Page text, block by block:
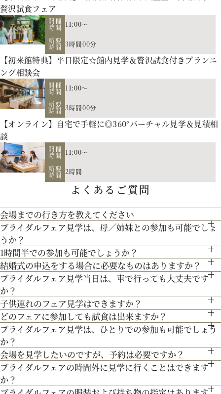
会場の説明、ご案内はもちろん、お二人の理想や希望、予算
をプロに相談しませんか。空き日程のご案内もさせていただき
ます。
【北海道フレンチ】北海道の契約生産者さん直送の食材を使
用。アーティストのライブやイベントでもケータリング実績を
持つ貴田岡シェフの試食をお楽しみください！
お二人のご招待人数や演出のご希望に合せた披露宴会場をご見
学！
リニューアルした宮の森フランセスをご紹介。
歴史を受け継ぐ本物の教会】200年の歴史を持つ礼拝堂を南フ
ランスから移築。祭壇やパイプオルガン、ステンドグラスなど
も当時のまま。挙式当日の雰囲気をぜひ、体感してみて♪
３Dプロジェクションマッピングを始め、先輩カップル絶賛の
最先端のウェディング演出の数々をご紹介。ゲストと楽しむ演
出、お姫様のように注目される演出、あなたの理想にあったも
のをご提案します。
専属衣装室『マリアクリスティ』をご案内。夢のような結婚式
を彩るドレスを間近でご覧いただける特別な機会です。是非運
命の1着を見つけてみてください＊
贅沢試食フェア
開催
時間 11:00～
所要
時間 3時間00分
【初来館特典】平日限定☆館内見学＆贅沢試食付きプランニ
ング相談会
開催
時間 11:00～
所要
時間 3時間00分
【オンライン】自宅で手軽に◎360°バーチャル見学＆見積相
談
開催
時間 11:00～
所要
時間 2時間
よくあるご質問
会場までの行き方を教えてください
●お車でお越しの方へ JR札幌駅から約15分 地下鉄西28丁
目から約3分
●交通機関をご利用の方へ 地下鉄東西線「西28丁目」駅下
車 2番出口より徒歩約15分となっております。
ブライダルフェア見学は、母／姉妹との参加も可能でしょ
うか？
もちろん可能です。親御様やご家族との参加も歓迎しておりま
す。
1時間半での参加も可能でしょうか？
通常、会場見学と試食で3時間程となります。時間内で必要な
ご案内にてご対応させて頂きます。
結婚式の申込をする場合に必要なものはありますか？
お内金と印鑑をお持ちいただいております。都度、プランナー
よりご案内させて頂きますのでご安心ください。
ブライダルフェア見学当日は、車で行っても大丈夫です
か？
お車でお越しいただいても大丈夫です。その際は、会場併設の
無料駐車場をご利用下さい。
子供連れのフェア見学はできますか？
もちろん可能です。授乳室等もご用意しておりますのでご安心
ください。
また、お子様連れでのご来館が不安な場合は、オンライン相談
フェアもご検討下さい。
どのフェアに参加しても試食は出来ますか？
「試食」マークのついているフェアにて、シェフ厳選料理の無
料試食を行っております。
ブライダルフェア見学は、ひとりでの参加も可能でしょう
か？
もちろん可能です。おひとり様でのご見学も歓迎しておりま
す。
会場を見学したいのですが、予約は必要ですか？
予約制ではございませんが、予約の方優先でご案内をしており
ます。
ブライダルフェアの時間外に見学に行くことはできます
か？